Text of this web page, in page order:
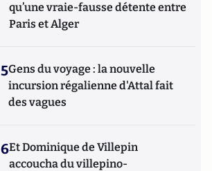
qu’une vraie-fausse détente entre
Paris et Alger
5Gens du voyage : la nouvelle
incursion régalienne d'Attal fait
des vagues
6Et Dominique de Villepin
accoucha du villepino-